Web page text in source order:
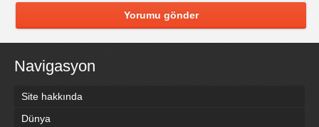
Yorumu gönder
Navigasyon
Site hakkında
Dünya